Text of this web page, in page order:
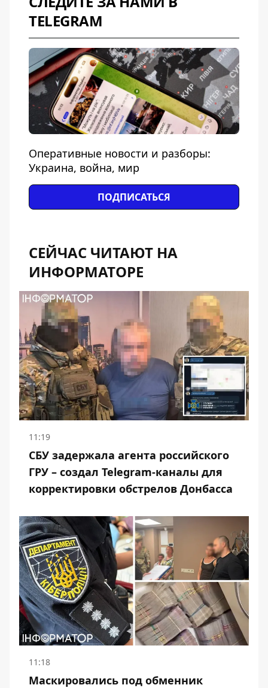
TELEGRAM
Оперативные новости и разборы:
Украина, война, мир
ПОДПИСАТЬСЯ
СЕЙЧАС ЧИТАЮТ НА
ИНФОРМАТОРЕ
11:19
СБУ задержала агента российского
ГРУ – создал Telegram-каналы для
корректировки обстрелов Донбасса
11:18
Маскировались под обменник